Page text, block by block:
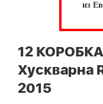
из
12
Хускварна
2015